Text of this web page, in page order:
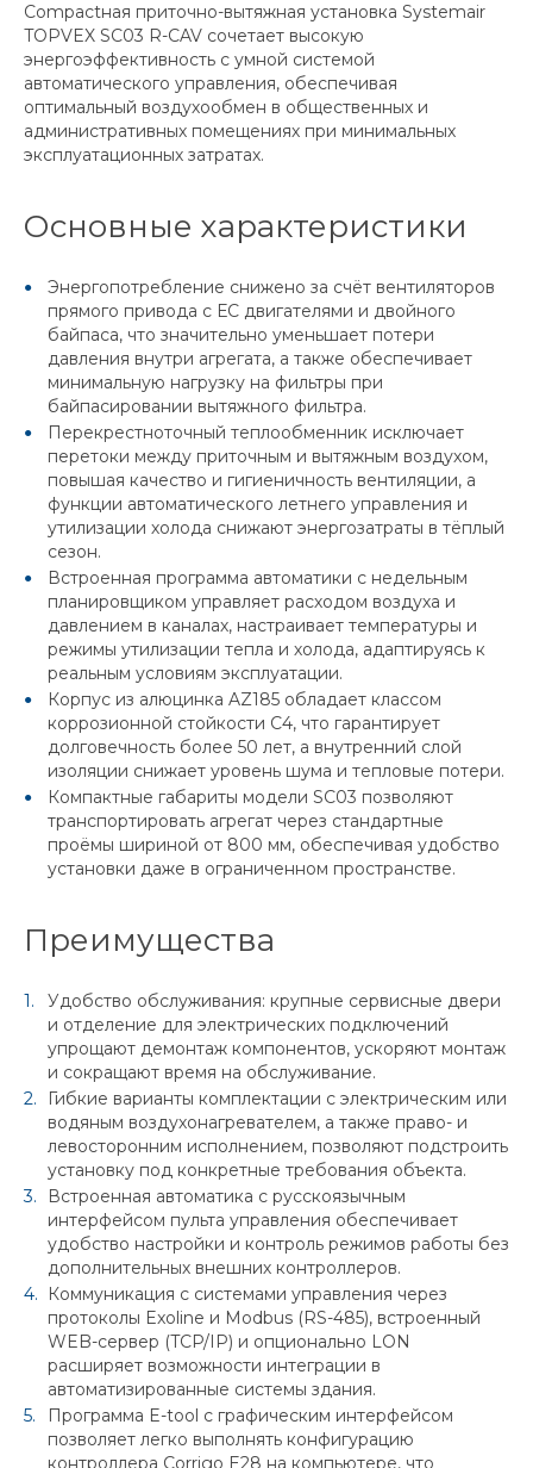
Compactная приточно-вытяжная установка Systemair
TOPVEX SC03 R-CAV сочетает высокую
энергоэффективность с умной системой
автоматического управления, обеспечивая
оптимальный воздухообмен в общественных и
административных помещениях при минимальных
эксплуатационных затратах.
Основные характеристики
Энергопотребление снижено за счёт вентиляторов
прямого привода с ЕС двигателями и двойного
байпаса, что значительно уменьшает потери
давления внутри агрегата, а также обеспечивает
минимальную нагрузку на фильтры при
байпасировании вытяжного фильтра.
Перекрестноточный теплообменник исключает
перетоки между приточным и вытяжным воздухом,
повышая качество и гигиеничность вентиляции, а
функции автоматического летнего управления и
утилизации холода снижают энергозатраты в тёплый
сезон.
Встроенная программа автоматики с недельным
планировщиком управляет расходом воздуха и
давлением в каналах, настраивает температуры и
режимы утилизации тепла и холода, адаптируясь к
реальным условиям эксплуатации.
Корпус из алюцинка AZ185 обладает классом
коррозионной стойкости С4, что гарантирует
долговечность более 50 лет, а внутренний слой
изоляции снижает уровень шума и тепловые потери.
Компактные габариты модели SC03 позволяют
транспортировать агрегат через стандартные
проёмы шириной от 800 мм, обеспечивая удобство
установки даже в ограниченном пространстве.
Преимущества
Удобство обслуживания: крупные сервисные двери
и отделение для электрических подключений
упрощают демонтаж компонентов, ускоряют монтаж
и сокращают время на обслуживание.
Гибкие варианты комплектации с электрическим или
водяным воздухонагревателем, а также право- и
левосторонним исполнением, позволяют подстроить
установку под конкретные требования объекта.
Встроенная автоматика с русскоязычным
интерфейсом пульта управления обеспечивает
удобство настройки и контроль режимов работы без
дополнительных внешних контроллеров.
Коммуникация с системами управления через
протоколы Exoline и Modbus (RS-485), встроенный
WEB-сервер (TCP/IP) и опционально LON
расширяет возможности интеграции в
автоматизированные системы здания.
Программа E-tool с графическим интерфейсом
позволяет легко выполнять конфигурацию
контроллера Corrigo E28 на компьютере, что